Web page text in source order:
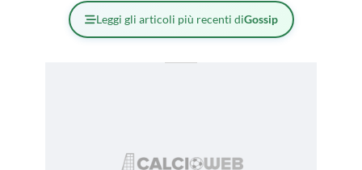
Leggi gli articoli più recenti diGossip